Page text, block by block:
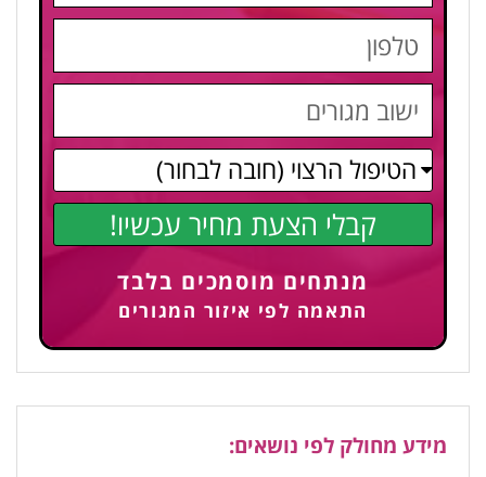
קבלי הצעת מחיר עכשיו!
מנתחים מוסמכים בלבד
התאמה לפי איזור המגורים
מידע מחולק לפי נושאים: